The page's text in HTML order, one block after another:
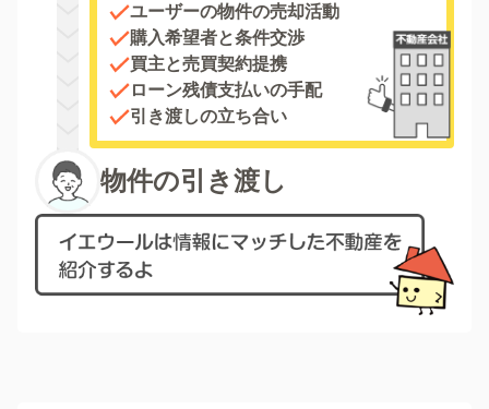
ユーザーの物件の売却活動
購入希望者と条件交渉
買主と売買契約提携
ローン残債支払いの手配
引き渡しの立ち合い
物件の引き渡し